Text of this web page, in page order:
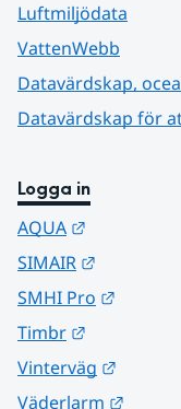
Luftmiljödata
VattenWebb
Datavärdskap,
Datavärdskap för
Logga in
AQUA
SIMAIR
SMHI Pro
Timbr
Vinterväg
Väderlarm